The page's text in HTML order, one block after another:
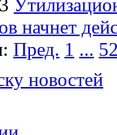
начнет
Пред. 1 ...
новостей